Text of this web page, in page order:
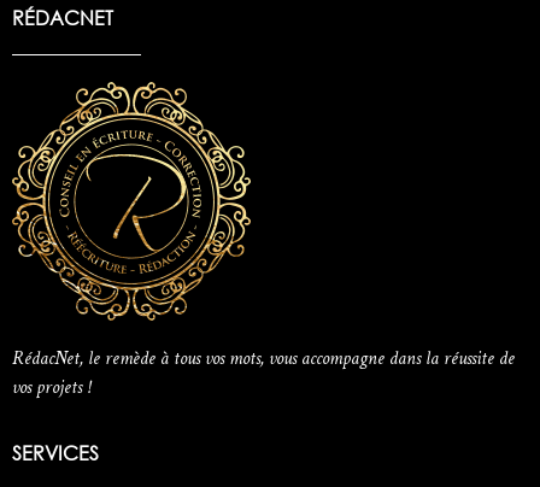
RÉDACNET
RédacNet, le remède à tous vos mots, vous accompagne dans la réussite de
vos projets !
SERVICES